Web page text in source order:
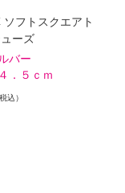
フトスクエアト
ーズ
バー
．５ｃｍ
税込）